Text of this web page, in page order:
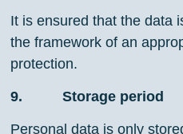
It is ensured that the data
the framework of an
protection.
9. Storage period
Personal data is only